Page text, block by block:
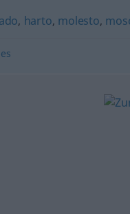
, harto, molesto,